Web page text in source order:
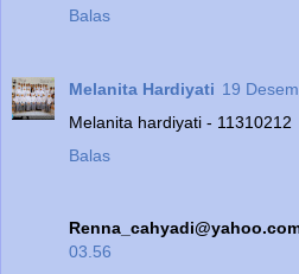
Balas
Melanita Hardiyati 19
Melanita hardiyati - 11310212
Balas
03.56